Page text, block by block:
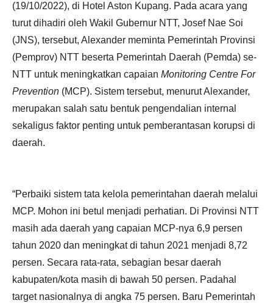
(19/10/2022), di Hotel Aston Kupang. Pada acara yang
turut dihadiri oleh Wakil Gubernur NTT, Josef Nae Soi
(JNS), tersebut, Alexander meminta Pemerintah Provinsi
(Pemprov) NTT beserta Pemerintah Daerah (Pemda) se-
NTT untuk meningkatkan capaian Monitoring Centre For
Prevention (MCP). Sistem tersebut, menurut Alexander,
merupakan salah satu bentuk pengendalian internal
sekaligus faktor penting untuk pemberantasan korupsi di
daerah.
“Perbaiki sistem tata kelola pemerintahan daerah melalui
MCP. Mohon ini betul menjadi perhatian. Di Provinsi NTT
masih ada daerah yang capaian MCP-nya 6,9 persen
tahun 2020 dan meningkat di tahun 2021 menjadi 8,72
persen. Secara rata-rata, sebagian besar daerah
kabupaten/kota masih di bawah 50 persen. Padahal
target nasionalnya di angka 75 persen. Baru Pemerintah